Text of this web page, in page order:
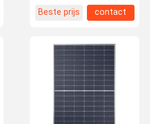
Beste prijs
contact